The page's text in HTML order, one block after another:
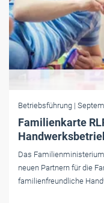
Betriebsführung |
Familienkarte
Das
neuen Partnern für die
familienfreundliche